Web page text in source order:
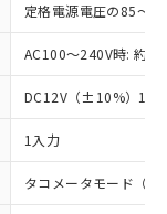
定格電源電圧の85～
AC100～240V時: 約
DC12V（±10%）
1入力
タコメータモード（